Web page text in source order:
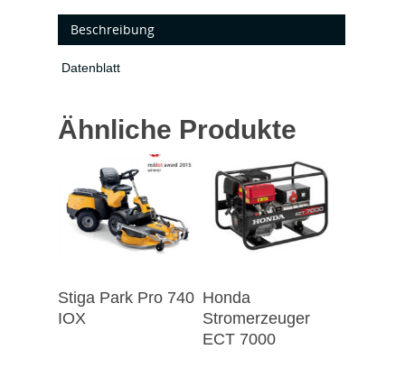
Beschreibung
Datenblatt
Ähnliche Produkte
Stiga Park Pro 740
IOX
Honda
Stromerzeuger
ECT 7000